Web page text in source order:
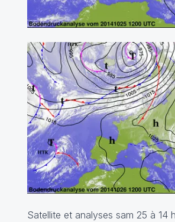
Satellite et analyses sam 25 à 14